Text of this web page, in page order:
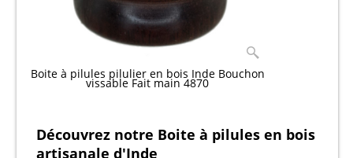
Boite à pilules pilulier en bois Inde Bouchon
vissable Fait main 4870
Découvrez notre Boite à pilules en bois
artisanale d'Inde